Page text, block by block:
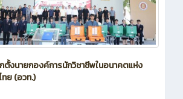
ตั้งนายกองค์การนักวิชาชีพในอนาคตแห่ง
ทย (อวท.)